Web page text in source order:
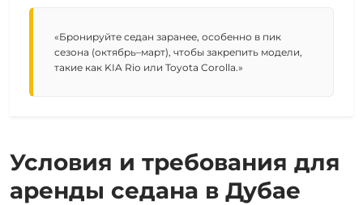
«Бронируйте седан заранее, особенно в пик
сезона (октябрь–март), чтобы закрепить модели,
такие как KIA Rio или Toyota Corolla.»
Условия и требования для
аренды седана в Дубае